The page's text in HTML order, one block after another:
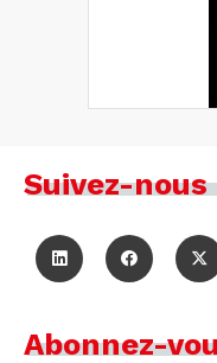
Suivez-nous
Abonnez-